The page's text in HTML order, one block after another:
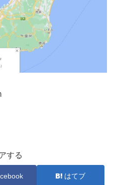
する
はてブ